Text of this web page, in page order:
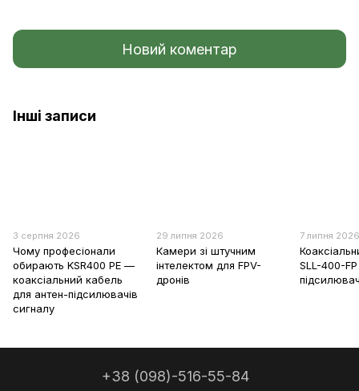
Новий коментар
Інші записи
3 серпня 2026
Чому професіонали
обирають KSR400 PE —
коаксіальний кабель
для антен-підсилювачів
сигналу
29 липня 2026
Камери зі штучним
інтелектом для FPV-
дронів
7 липня
SLL-400-
+38 (098)-516-55-84